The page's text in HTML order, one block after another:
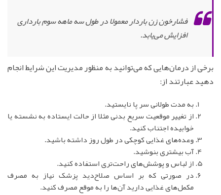
فشارخون زن باردار معمولا در طول سه ماهه سوم بارداری
افزایش می‌یابد.
برخی از درمان‌هایی که می‌توانید به منظور مدیریت این شرایط انجام
دهید عبارتند از:
به مدت طولانی سر پا نایستید.
از تغییر موقعیت سریع بدنی مثلا از حالت ایستاده به نشسته یا
خوابیده اجتناب کنید.
وعده‌های غذایی کوچکی در طول روز داشته باشید.
آب بیشتری بنوشید.
از لباس و پوشش‌های راحت‌تری استفاده کنید.
در صورتی که بر اساس صلاح‌دید پزشک نیاز به مصرف
مکمل‌های غذایی دارید آن‌ها را به موقع مصرف کنید.